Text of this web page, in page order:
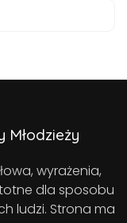
Młodzieży
wyrażenia,
dla sposobu
ludzi. Strona ma